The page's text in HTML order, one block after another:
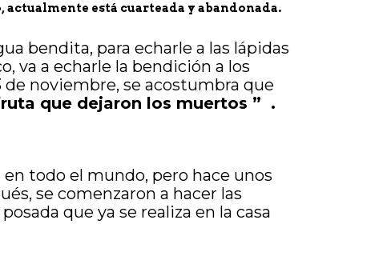
está cuarteada y abandonada.
bendita, para echarle a las lápidas
va a echarle la bendición a los
noviembre, se acostumbra que
que dejaron los muertos ” .
todo el mundo, pero hace unos
se comenzaron a hacer las
que ya se realiza en la casa